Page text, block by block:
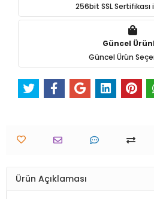
256bit SSL
Güncel
Güncel Ürün
Ürün Açıklaması